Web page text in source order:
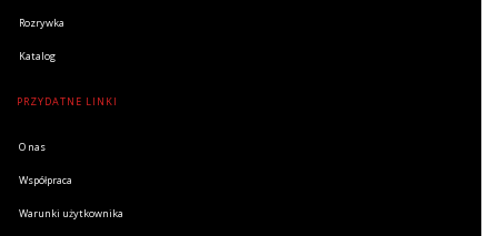
Rozrywka
Katalog
PRZYDATNE LINKI
O nas
Współpraca
Warunki użytkownika